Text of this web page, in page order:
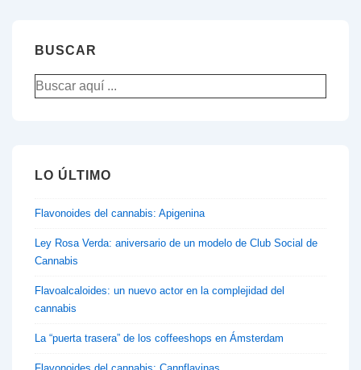
uso
en
BUSCAR
Buscar
por:
LO ÚLTIMO
Flavonoides del cannabis: Apigenina
Ley Rosa Verda: aniversario de un modelo de Club Social de
Cannabis
Flavoalcaloides: un nuevo actor en la complejidad del
cannabis
La “puerta trasera” de los coffeeshops en Ámsterdam